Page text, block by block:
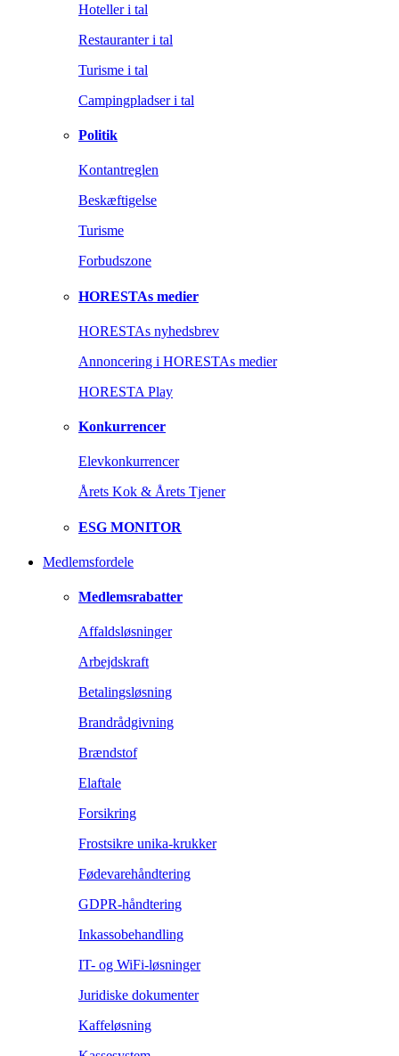
Hoteller i tal
Restauranter i tal
Turisme i tal
Campingpladser i tal
Politik
Kontantreglen
Beskæftigelse
Turisme
Forbudszone
HORESTAs medier
HORESTAs nyhedsbrev
Annoncering i HORESTAs medier
HORESTA Play
Konkurrencer
Elevkonkurrencer
Årets Kok & Årets Tjener
ESG MONITOR
Medlemsfordele
Medlemsrabatter
Affaldsløsninger
Arbejdskraft
Betalingsløsning
Brandrådgivning
Brændstof
Elaftale
Forsikring
Frostsikre unika-krukker
Fødevarehåndtering
GDPR-håndtering
Inkassobehandling
IT- og WiFi-løsninger
Juridiske dokumenter
Kaffeløsning